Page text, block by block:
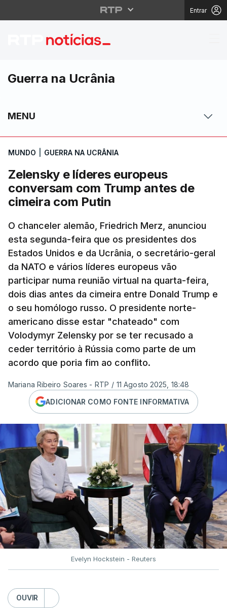
Entrar
Zelensky e líderes
Guerra na Ucrânia
MENU
MUNDO GUERRA NA UCRÂNIA
Zelensky e líderes europeus
conversam com Trump antes de
cimeira com Putin
O chanceler alemão, Friedrich Merz, anunciou
esta segunda-feira que os presidentes dos
Estados Unidos e da Ucrânia, o secretário-geral
da NATO e vários líderes europeus vão
participar numa reunião virtual na quarta-feira,
dois dias antes da cimeira entre Donald Trump e
o seu homólogo russo. O presidente norte-
americano disse estar "chateado" com
Volodymyr Zelensky por se ter recusado a
ceder território à Rússia como parte de um
acordo que poria fim ao conflito.
Mariana Ribeiro Soares - RTP / 11 Agosto 2025, 18:48
ADICIONAR COMO FONTE INFORMATIVA
Evelyn Hockstein - Reuters
OUVIR